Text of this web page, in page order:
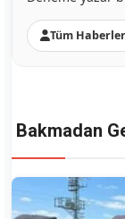
Tüm
Bakmadan